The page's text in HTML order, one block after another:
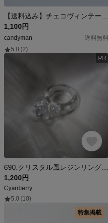
1,100円
candyman
送料無料
5.0 (2)
PR
1,200円
Cyanberry
5.0 (10)
特集掲載